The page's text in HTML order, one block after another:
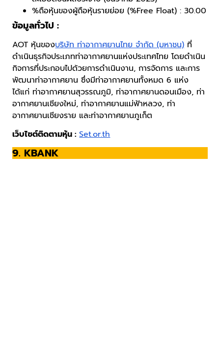
%ถือหุ้นของผู้ถือหุ้นรายย่อย (%Free Float) : 30.00
ข้อมูลทั่วไป :
AOT หุ้นของบริษัท ท่าอากาศยานไทย จำกัด (มหาชน) ที่
ดำเนินธุรกิจประเภทท่าอากาศยานแห่งประเทศไทย โดยดำเนิน
กิจการที่ประกอบไปด้วยการดำเนินงาน, การจัดการ และการ
พัฒนาท่าอากาศยาน ซึ่งมีท่าอากาศยานทั้งหมด 6 แห่ง
ได้แก่ ท่าอากาศยานสุวรรณภูมิ, ท่าอากาศยานดอนเมือง, ท่า
อากาศยานเชียงใหม่, ท่าอากาศยานแม่ฟ้าหลวง, ท่า
อากาศยานเชียงราย และท่าอากาศยานภูเก็ต
เว็บไซต์ติดตามหุ้น :Set.or.th
9. KBANK